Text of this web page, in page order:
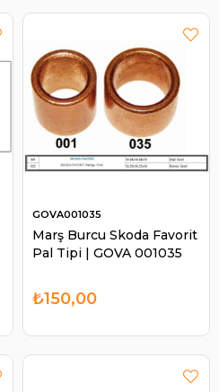
Marş Burcu Skoda Favorit
Pal Tipi | GOVA 001035
GOVA001035
₺150,00